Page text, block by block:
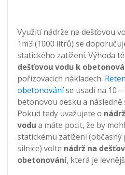
Využití nádrže na dešťovou
1m3 (1000 litrů) se
statického zatížení. Výhoda
dešťovou vodu k
pořizovacích nákladech.
obetonováníse usadí na 10
betonovou desku a následně
Pokud tedy uvažujete o
vodu a máte pocit, že by
statickému zatížení (občasný
silnice) volte nádrž na
obetonování, která je